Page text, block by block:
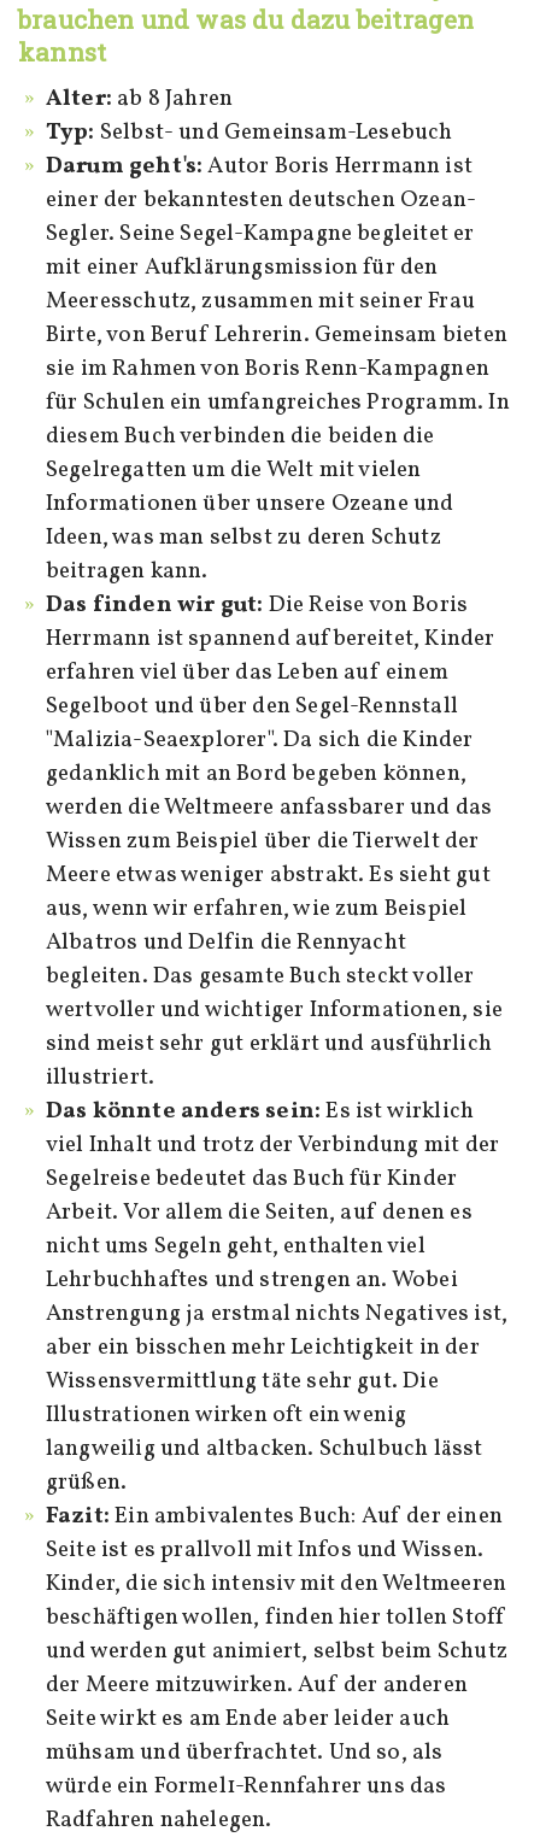
brauchen und was du dazu beitragen
kannst
Alter: ab 8 Jahren
Typ: Selbst- und Gemeinsam-Lesebuch
Darum geht's:Autor Boris Herrmann ist
einer der bekanntesten deutschen Ozean-
Segler. Seine Segel-Kampagne begleitet er
mit einer Aufklärungsmission für den
Meeresschutz, zusammen mit seiner Frau
Birte, von Beruf Lehrerin. Gemeinsam bieten
sie im Rahmen von Boris Renn-Kampagnen
für Schulen ein umfangreiches Programm. In
diesem Buch verbinden die beiden die
Segelregatten um die Welt mit vielen
Informationen über unsere Ozeane und
Ideen, was man selbst zu deren Schutz
beitragen kann.
Das finden wir gut: Die Reise von Boris
Herrmann ist spannend aufbereitet, Kinder
erfahren viel über das Leben auf einem
Segelboot und über den Segel-Rennstall
"Malizia-Seaexplorer". Da sich die Kinder
gedanklich mit an Bord begeben können,
werden die Weltmeere anfassbarer und das
Wissen zum Beispiel über die Tierwelt der
Meere etwas weniger abstrakt. Es sieht gut
aus, wenn wir erfahren, wie zum Beispiel
Albatros und Delfin die Rennyacht
begleiten. Das gesamte Buch steckt voller
wertvoller und wichtiger Informationen, sie
sind meist sehr gut erklärt und ausführlich
illustriert.
Das könnte anders sein:Es ist wirklich
viel Inhalt und trotz der Verbindung mit der
Segelreise bedeutet das Buch für Kinder
Arbeit. Vor allem die Seiten, auf denen es
nicht ums Segeln geht, enthalten viel
Lehrbuchhaftes und strengen an. Wobei
Anstrengung ja erstmal nichts Negatives ist,
aber ein bisschen mehr Leichtigkeit in der
Wissensvermittlung täte sehr gut. Die
Illustrationen wirken oft ein wenig
langweilig und altbacken. Schulbuch lässt
grüßen.
Fazit:Ein ambivalentes Buch: Auf der einen
Seite ist es prallvoll mit Infos und Wissen.
Kinder, die sich intensiv mit den Weltmeeren
beschäftigen wollen, finden hier tollen Stoff
und werden gut animiert, selbst beim Schutz
der Meere mitzuwirken. Auf der anderen
Seite wirkt es am Ende aber leider auch
mühsam und überfrachtet. Und so, als
würde ein Formel1-Rennfahrer uns das
Radfahren nahelegen.